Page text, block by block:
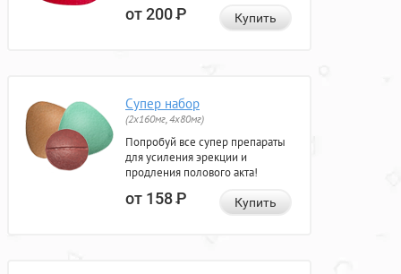
от 200Р Купить
Супер набор
(2х160мг, 4х80мг)
Попробуй все супер препараты
для усиления эрекции и
продления полового акта!
от 158Р Купить